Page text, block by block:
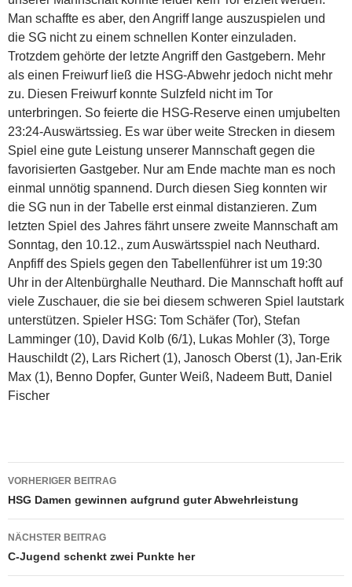
Man schaffte es aber, den Angriff lange auszuspielen und
die SG nicht zu einem schnellen Konter einzuladen.
Trotzdem gehörte der letzte Angriff den Gastgebern. Mehr
als einen Freiwurf ließ die HSG-Abwehr jedoch nicht mehr
zu. Diesen Freiwurf konnte Sulzfeld nicht im Tor
unterbringen. So feierte die HSG-Reserve einen umjubelten
23:24-Auswärtssieg. Es war über weite Strecken in diesem
Spiel eine gute Leistung unserer Mannschaft gegen die
favorisierten Gastgeber. Nur am Ende machte man es noch
einmal unnötig spannend. Durch diesen Sieg konnten wir
die SG nun in der Tabelle erst einmal distanzieren. Zum
letzten Spiel des Jahres fährt unsere zweite Mannschaft am
Sonntag, den 10.12., zum Auswärtsspiel nach Neuthard.
Anpfiff des Spiels gegen den Tabellenführer ist um 19:30
Uhr in der Altenbürghalle Neuthard. Die Mannschaft hofft auf
viele Zuschauer, die sie bei diesem schweren Spiel lautstark
unterstützen. Spieler HSG: Tom Schäfer (Tor), Stefan
Lamminger (10), David Kolb (6/1), Lukas Mohler (3), Torge
Hauschildt (2), Lars Richert (1), Janosch Oberst (1), Jan-Erik
Max (1), Benno Dopfer, Gunter Weiß, Nadeem Butt, Daniel
Fischer
Beitragsnavigation
VORHERIGER BEITRAG
HSG Damen gewinnen aufgrund guter Abwehrleistung
NÄCHSTER BEITRAG
C-Jugend schenkt zwei Punkte her